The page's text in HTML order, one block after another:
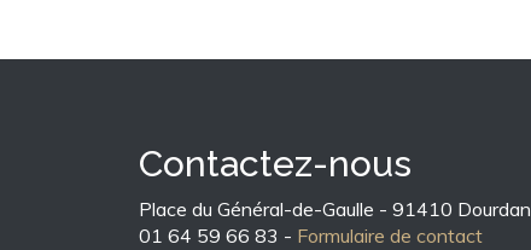
Contactez-nous
Place du Général-de-Gaulle - 91410 Dourdan
01 64 59 66 83 - Formulaire de contact